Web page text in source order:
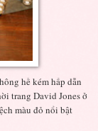
hề kém hấp dẫn
trang David Jones ở
màu đỏ nổi bật